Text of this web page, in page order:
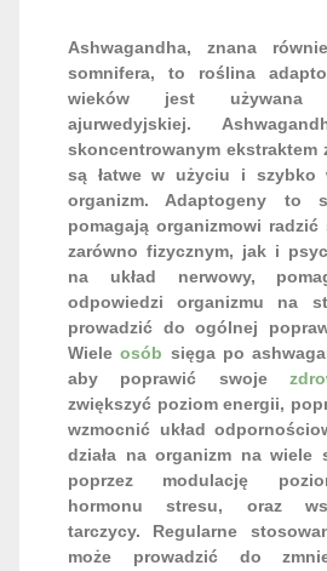
Ashwagandha, znana
somnifera, to roślina
wieków jest używana
ajurwedyjskiej.
skoncentrowanym
są łatwe w użyciu i szybko
organizm. Adaptogeny to
pomagają organizmowi radzić
zarówno fizycznym, jak i
na układ nerwowy,
odpowiedzi organizmu na
prowadzić do ogólnej
Wieleosób sięga po
aby poprawić swoje
zwiększyć poziom energii,
wzmocnić układ
działa na organizm na wiele
poprzez modulację
hormonu stresu, oraz
tarczycy. Regularne
może prowadzić do